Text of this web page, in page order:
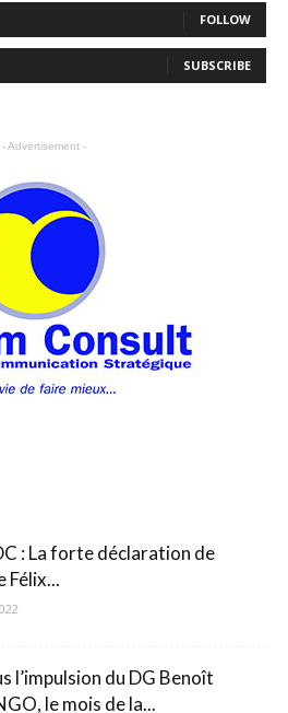
FOLLOW
SUBSCRIBE
- Advertisement -
: La forte déclaration de
Félix...
l’impulsion du DG Benoît
le mois de la...